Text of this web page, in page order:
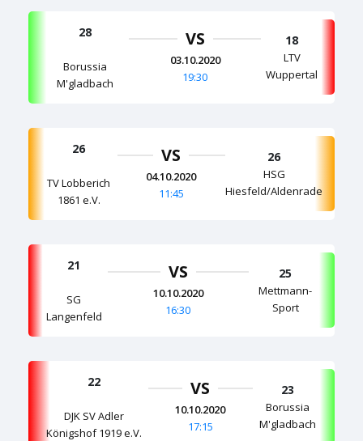
28
Borussia
M'gladbach
VS
03.10.2020
19:30
18
LTV
Wuppertal
26
TV Lobberich
1861 e.V.
VS
04.10.2020
11:45
26
HSG
Hiesfeld/Aldenrade
21
SG
Langenfeld
VS
10.10.2020
16:30
25
Mettmann-
Sport
22
DJK SV Adler
Königshof 1919 e.V.
VS
10.10.2020
17:15
23
Borussia
M'gladbach